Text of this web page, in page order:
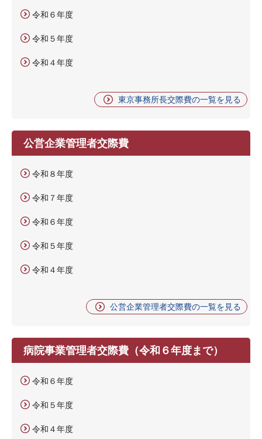
令和６年度
令和５年度
令和４年度
東京事務所長交際費の一覧を見る
公営企業管理者交際費
令和８年度
令和７年度
令和６年度
令和５年度
令和４年度
公営企業管理者交際費の一覧を見る
病院事業管理者交際費（令和６年度まで）
令和６年度
令和５年度
令和４年度